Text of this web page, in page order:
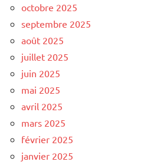
octobre 2025
septembre 2025
août 2025
juillet 2025
juin 2025
mai 2025
avril 2025
mars 2025
février 2025
janvier 2025